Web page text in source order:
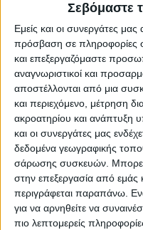
Σεβόμαστε
Εμείς και οι συνεργάτες
πρόσβαση σε πληροφορίες
και επεξεργαζόμαστε
αναγνωριστικοί και
αποστέλλονται από μια
και περιεχόμενο, μέτρηση
ακροατηρίου και ανάπτυξη
και οι συνεργάτες μας
δεδομένα γεωγραφικής
σάρωσης συσκευών.
στην επεξεργασία από
περιγράφεται παραπάνω.
για να αρνηθείτε να
πιο λεπτομερείς
Έφυγε με ασθενοφόρο
ολοκληρώσει μόλις 13
βελτιώσει τον χρόνο
γρήγορους γύρους.
Πολύ δυνατό το χτύπημα
Κάταγμα μετακαρπίου
αριστερό χέρι και
μέθοδο αποκατάστασή
στο πόδι του.